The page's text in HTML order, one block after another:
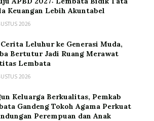
Keuangan Lebih Akuntabel
2026
Leluhur ke Generasi Muda,
Bertutur Jadi Ruang Merawat
Lembata
2026
Keluarga Berkualitas, Pemkab
Gandeng Tokoh Agama Perkuat
Perempuan dan Anak